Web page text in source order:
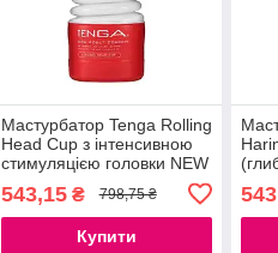
Мастурбатор Tenga Rolling
Head Cup з інтенсивною
стимуляцією головки NEW
543,15₴ 798,75 ₴
Купити